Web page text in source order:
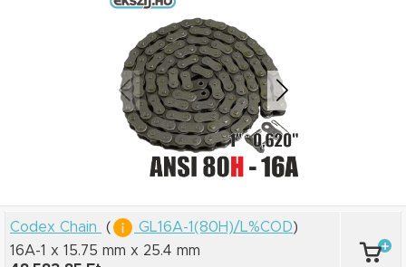
Codex Chain ( GL16A-1(80H)/L%COD)
16A-1 x 15.75 mm x 25.4 mm